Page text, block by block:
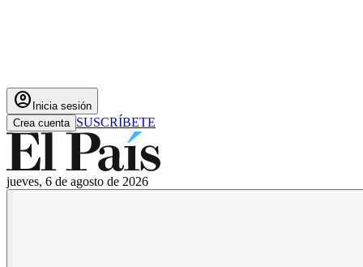
account_circle Inicia sesión
Crea cuenta SUSCRÍBETE
jueves, 6 de agosto de 2026